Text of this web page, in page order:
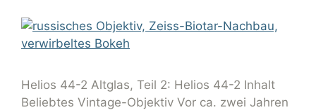
Helios 44-2 Altglas, Teil 2: Helios 44-2 Inhalt
Beliebtes Vintage-Objektiv Vor ca. zwei Jahren